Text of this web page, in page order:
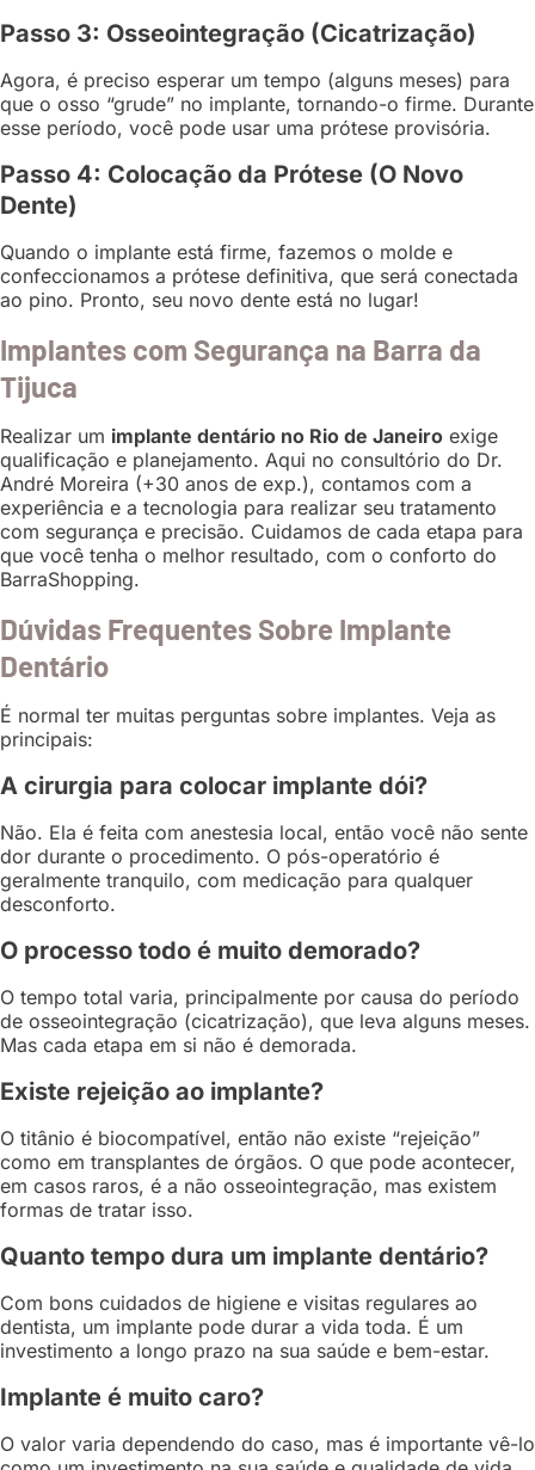
Passo 3: Osseointegração (Cicatrização)
Agora, é preciso esperar um tempo (alguns meses) para
que o osso “grude” no implante, tornando-o firme. Durante
esse período, você pode usar uma prótese provisória.
Passo 4: Colocação da Prótese (O Novo
Dente)
Quando o implante está firme, fazemos o molde e
confeccionamos a prótese definitiva, que será conectada
ao pino. Pronto, seu novo dente está no lugar!
Implantes com Segurança na Barra da
Tijuca
Realizar um implante dentário no Rio de Janeiro exige
qualificação e planejamento. Aqui no consultório do Dr.
André Moreira (+30 anos de exp.), contamos com a
experiência e a tecnologia para realizar seu tratamento
com segurança e precisão. Cuidamos de cada etapa para
que você tenha o melhor resultado, com o conforto do
BarraShopping.
Dúvidas Frequentes Sobre Implante
Dentário
É normal ter muitas perguntas sobre implantes. Veja as
principais:
A cirurgia para colocar implante dói?
Não. Ela é feita com anestesia local, então você não sente
dor durante o procedimento. O pós-operatório é
geralmente tranquilo, com medicação para qualquer
desconforto.
O processo todo é muito demorado?
O tempo total varia, principalmente por causa do período
de osseointegração (cicatrização), que leva alguns meses.
Mas cada etapa em si não é demorada.
Existe rejeição ao implante?
O titânio é biocompatível, então não existe “rejeição”
como em transplantes de órgãos. O que pode acontecer,
em casos raros, é a não osseointegração, mas existem
formas de tratar isso.
Quanto tempo dura um implante dentário?
Com bons cuidados de higiene e visitas regulares ao
dentista, um implante pode durar a vida toda. É um
investimento a longo prazo na sua saúde e bem-estar.
Implante é muito caro?
O valor varia dependendo do caso, mas é importante vê-lo